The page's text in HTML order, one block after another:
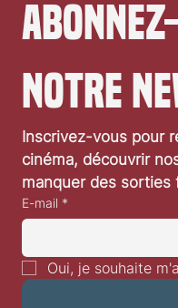
notre
Inscrivez-vous pour
cinéma, découvrir
manquer des sorties
E-mail *
Oui, je souhaite